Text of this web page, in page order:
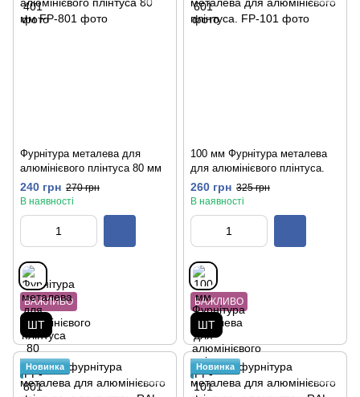
Фурнітура металева для
алюмінієвого плінтуса 80 мм
240 грн 270 грн
В наявності
ВАЖЛИВО
ШТ
100 мм Фурнітура металева
для алюмінієвого плінтуса.
260 грн 325 грн
В наявності
ВАЖЛИВО
ШТ
Новинка Новинка